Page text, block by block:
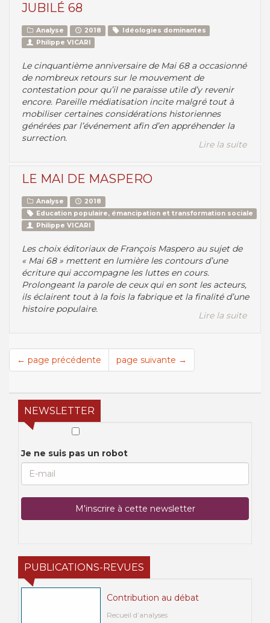
JUBILÉ 68
Analyse 2018
Idéologies dominantes
Philippe VICARI
Le cinquantième anniversaire de Mai 68 a occasionné
de nombreux retours sur le mouvement de
contestation pour qu’il ne paraisse utile d’y revenir
encore. Pareille médiatisation incite malgré tout à
mobiliser certaines considérations historiennes
générées par l’événement afin d’en appréhender la
surrection.
Lire la suite
LE MAI DE MASPERO
Analyse
2018
Education populaire, émancipation et transformation sociale
Philippe VICARI
Les choix éditoriaux de François Maspero au sujet de
« Mai 68 » mettent en lumière les contours d’une
écriture qui accompagne les luttes en cours.
Prolongeant la parole de ceux qui en sont les acteurs,
ils éclairent tout à la fois la fabrique et la finalité d’une
histoire populaire.
Lire la suite
← page précédente page suivante →
NEWSLETTER
Je ne suis pas un robot
PUBLICATIONS-REVUES
Contribution au débat
Recueil d’analyses